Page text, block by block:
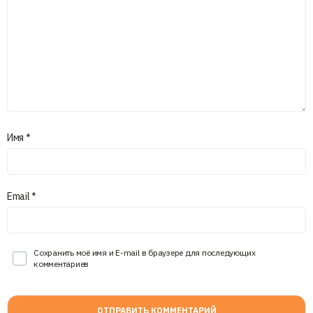
Имя *
Email*
Сохранить моё имя и E-mail в браузере для последующих
комментариев